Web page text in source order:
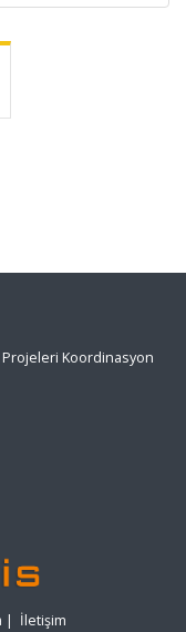
Koordinasyon
| İletişim